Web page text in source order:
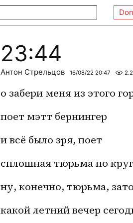
23:44
Антон Стрельцов 16/08/22 20:47
о забери меня из этого
поет мэтт бернингер
и всё было зря, поет
сплошная тюрьма по
ну, конечно, тюрьма, зато
какой летний вечер